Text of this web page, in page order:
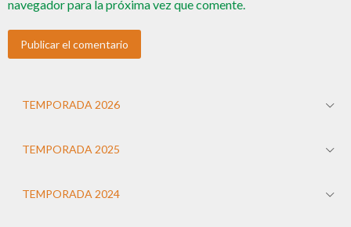
navegador para la próxima vez que comente.
TEMPORADA 2026
TEMPORADA 2025
TEMPORADA 2024